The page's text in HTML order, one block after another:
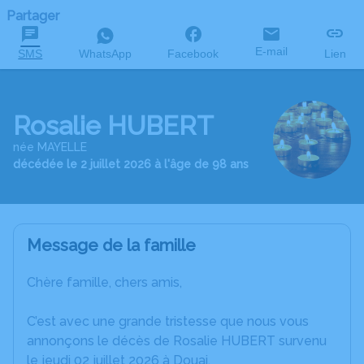
Partager
SMS WhatsApp Facebook E-mail Lien
Rosalie HUBERT
née MAYELLE
décédée le 2 juillet 2026 à l'âge de 98 ans
Message de la famille
Chère famille, chers amis,
C’est avec une grande tristesse que nous vous
annonçons le décès de Rosalie HUBERT survenu
le jeudi 02 juillet 2026 à Douai.